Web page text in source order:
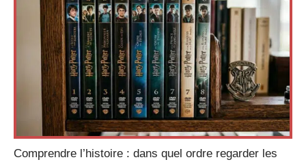
Comprendre l’histoire : dans quel ordre regarder les